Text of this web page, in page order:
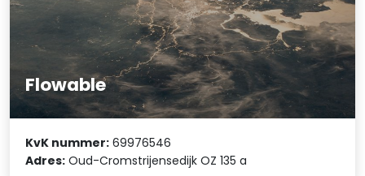
Flowable
KvK nummer: 69976546
Adres: Oud-Cromstrijensedijk OZ 135 a